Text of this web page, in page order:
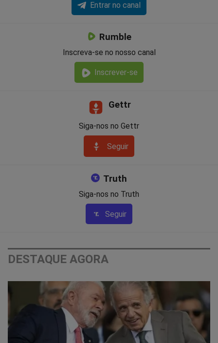
Entrar no canal
Rumble
Inscreva-se no nosso canal
Inscrever-se
Gettr
Siga-nos no Gettr
Seguir
Truth
Siga-nos no Truth
Seguir
DESTAQUE AGORA